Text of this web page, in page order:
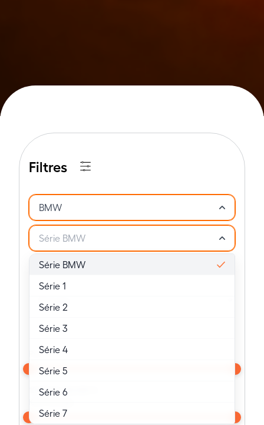
Filtres
BMW
Série BMW
Série BMW
Série 1
Série 2
Série 3
Série 4
Série 5
Série 6
Série 7
Prix
10 000 € -136 000 €